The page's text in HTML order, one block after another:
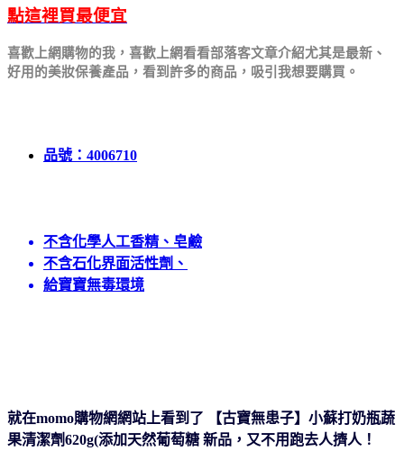
點這裡買最便宜
喜歡上網購物的我，喜歡上網看看部落客文章介紹尤其是最新、
好用的美妝保養產品， 看到許多的商品，吸引我想要購買。
品號：4006710
不含化學人工香精、皂鹼
不含石化界面活性劑、
給寶寶無毒環境
就在momo購物網網站上看到了 【古寶無患子】小蘇打奶瓶蔬
果清潔劑620g(添加天然葡萄糖 新品 ，又不用跑去人擠人！